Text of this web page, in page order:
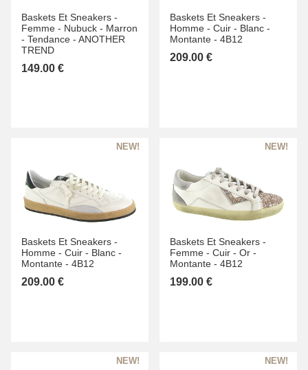
Baskets Et Sneakers -
Femme - Nubuck - Marron
- Tendance - ANOTHER
TREND
149.00 €
Baskets Et Sneakers -
Homme - Cuir - Blanc -
Montante - 4B12
209.00 €
Baskets Et Sneakers -
Homme - Cuir - Blanc -
Montante - 4B12
209.00 €
Baskets Et Sneakers -
Femme - Cuir - Or -
Montante - 4B12
199.00 €